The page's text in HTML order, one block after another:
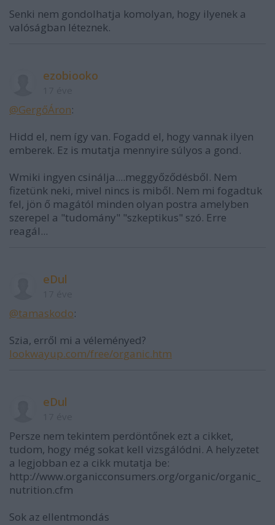
Senki nem gondolhatja komolyan, hogy ilyenek a
valóságban léteznek.
ezobiooko
@GergőÁron:
Hidd el, nem így van. Fogadd el, hogy vannak ilyen
emberek. Ez is mutatja mennyire súlyos a gond.
Wmiki ingyen csinálja....meggyőződésből. Nem
fizetünk neki, mivel nincs is miből. Nem mi fogadtuk
fel, jön ő magától minden olyan postra amelyben
szerepel a "tudomány" "szkeptikus" szó. Erre
reagál...
eDul
@tamaskodo:
Szia, erről mi a véleményed?
lookwayup.com/free/organic.htm
eDul
Persze nem tekintem perdöntőnek ezt a cikket,
tudom, hogy még sokat kell vizsgálódni. A helyzetet
a legjobban ez a cikk mutatja be:
http://www.organicconsumers.org/organic/organic_
nutrition.cfm
Sok az ellentmondás